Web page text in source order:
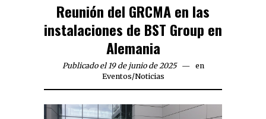
Reunión del GRCMA en las
instalaciones de BST Group en
Alemania
Publicado el 19 de junio de 2025
en
Eventos/Noticias